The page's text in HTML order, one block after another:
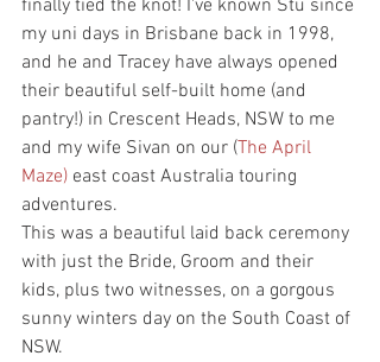
finally tied the knot! I've known Stu since
my uni days in Brisbane back in 1998,
and he and Tracey have always opened
their beautiful self-built home (and
pantry!) in Crescent Heads, NSW to me
and my wife Sivan on our (The April
Maze) east coast Australia touring
adventures.
This was a beautiful laid back ceremony
with just the Bride, Groom and their
kids, plus two witnesses, on a gorgous
sunny winters day on the South Coast of
NSW.